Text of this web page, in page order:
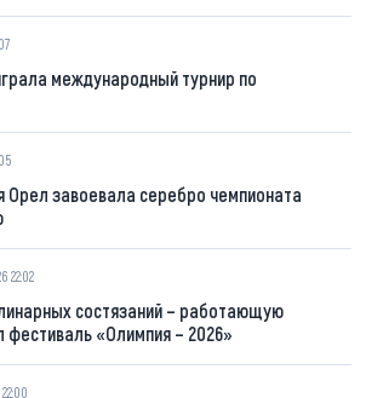
международный турнир по
Орел завоевала серебро чемпионата
22:02
состязаний – работающую
«Олимпия – 2026»